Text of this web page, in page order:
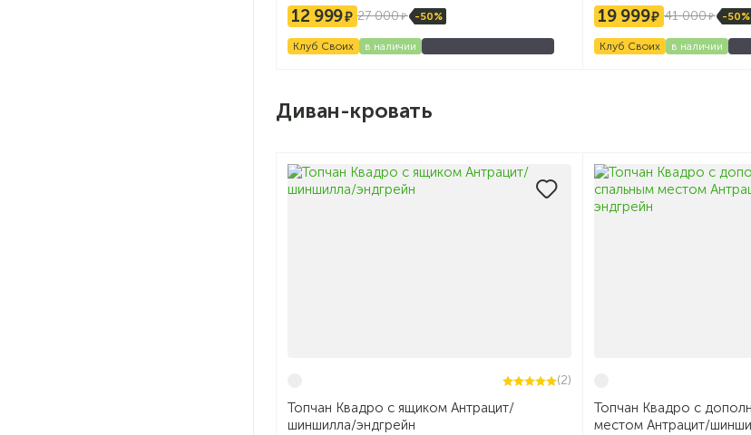
12 999 27 000 -50%
Клуб Своих в наличии
19 999 41 000 -50%
Клуб Своих в наличии
Диван-кровать
(2)
Топчан Квадро с ящиком Антрацит/
шиншилла/эндгрейн
Топчан Квадро с
местом Антрацит/